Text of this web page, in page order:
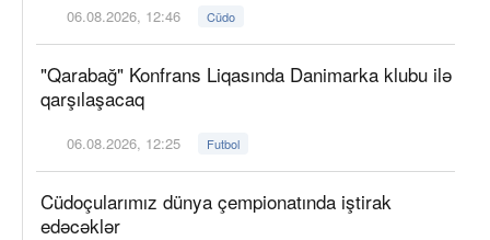
06.08.2026, 12:46 Cüdo
"Qarabağ" Konfrans Liqasında Danimarka klubu ilə
qarşılaşacaq
06.08.2026, 12:25 Futbol
Cüdoçularımız dünya çempionatında iştirak
edəcəklər